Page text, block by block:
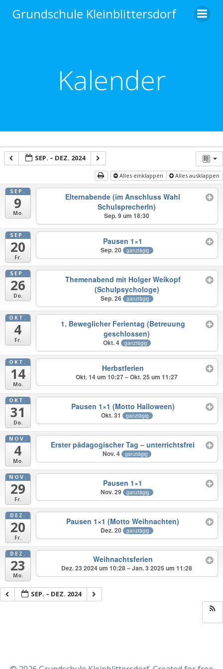
Inhalt
Grundschule Kleinblittersdorf
Kalender
SEP. – DEZ. 2024
Alles einklappen Alles ausklappen
SEP.
9
Mo.
Elternabende (im Anschluss Wahl
SchulsprecherIn)
Sep. 9 um 18:30
SEP.
20
Fr.
Pausen 1×1
Sep. 20 ganztägig
SEP.
26
Do.
Themenabend mit Holger Weikopf
(Schulpsychologe)
Sep. 26 ganztägig
OKT.
4
Fr.
1. Beweglicher Ferientag (Betreuung
geschlossen)
Okt. 4 ganztägig
OKT.
14
Mo.
Herbstferien
Okt. 14 um 10:27 – Okt. 25 um 11:27
OKT.
31
Do.
Pausen 1×1 (Motto Halloween)
Okt. 31 ganztägig
NOV.
4
Mo.
Erster pädagogischer Tag – unterrichtsfrei
Nov. 4 ganztägig
NOV.
29
Fr.
Pausen 1×1
Nov. 29 ganztägig
DEZ.
20
Fr.
Pausen 1×1 (Motto Weihnachten)
Dez. 20 ganztägig
DEZ.
23
Mo.
Weihnachtsferien
Dez. 23 2024 um 10:28 – Jan. 3 2025 um 11:28
SEP. – DEZ. 2024